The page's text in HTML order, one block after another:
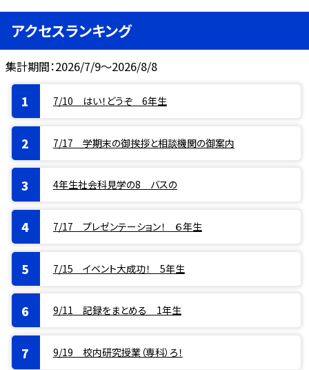
アクセスランキング
集計期間：2026/7/9～2026/8/8
7/10 はい！どうぞ 6年生
7/17 学期末の御挨拶と相談機関の御案内
4年生社会科見学の8 バスの
7/17 プレゼンテーション！ ６年生
7/15 イベント大成功！ 5年生
9/11 記録をまとめる 1年生
9/19 校内研究授業（専科）ろ！